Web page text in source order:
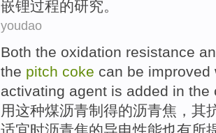
嵌锂过程的研究。
youdao
Both the oxidation resistance
the pitch coke can be improved
activating agent is added in the
用这种煤沥青制得的沥青焦 ， 其